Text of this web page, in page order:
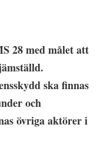
28 med målet att
ska finnas
och
övriga aktörer i